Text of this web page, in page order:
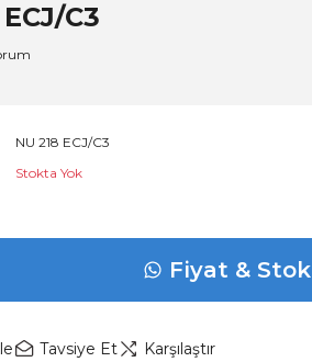
C3
NU 218 ECJ/C3
Stokta Yok
Fiyat & Stok
Tavsiye Et Karşılaştır